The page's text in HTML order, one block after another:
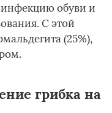
обуви и
С этой
(25%),
грибка на